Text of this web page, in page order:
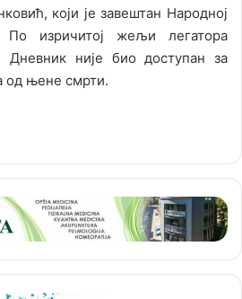
коjи jе завештан Народноj
По изричитоj жељи легатора
ниjе био доступан за
од њене смрти.